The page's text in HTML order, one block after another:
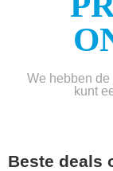
We hebben
kunt
Beste deals